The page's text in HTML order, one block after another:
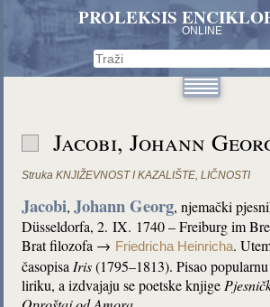
PROLEKSIS
ONLINE
Jacobi, Johann
Struka KNJIŽEVNOST I KAZALIŠTE,LIČNOSTI
Jacobi,Johann Georg, njemački
Düsseldorfa, 2. IX. 1740 – Freiburg im
Brat filozofa → Friedricha Heinricha.
časopisa Iris(1795–1813). Pisao
liriku, a izdvajaju se poetske knjige